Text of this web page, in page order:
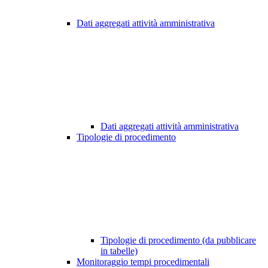
Dati aggregati attività amministrativa
Dati aggregati attività amministrativa
Tipologie di procedimento
Tipologie di procedimento (da pubblicare
in tabelle)
Monitoraggio tempi procedimentali